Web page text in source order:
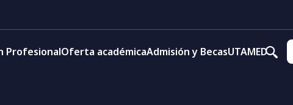
ProfesionalOferta académicaAdmisión y BecasUTAMED